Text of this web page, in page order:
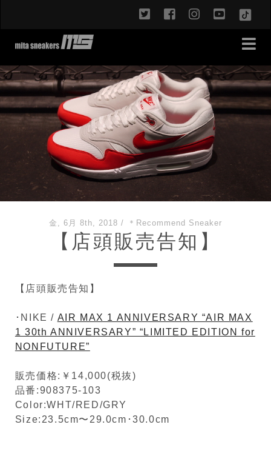
twitterfacebookinstagram
金, 6月 8th, 2018 / ＊Recommend Sneaker
【店頭販売告知】
【店頭販売告知】
･NIKE / AIR MAX 1 ANNIVERSARY “AIR MAX
1 30th ANNIVERSARY” “LIMITED EDITION for
NONFUTURE”
販売価格:￥14,000(税抜)
品番:908375-103
Color:WHT/RED/GRY
Size:23.5cm〜29.0cm･30.0cm